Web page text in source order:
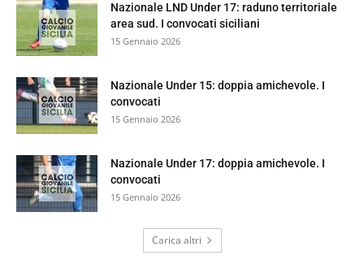
Nazionale LND Under 17: raduno territoriale
area sud. I convocati siciliani
15 Gennaio 2026
Nazionale Under 15: doppia amichevole. I
convocati
15 Gennaio 2026
Nazionale Under 17: doppia amichevole. I
convocati
15 Gennaio 2026
Carica altri